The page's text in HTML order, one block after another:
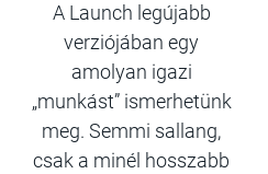
A Launch legújabb
verziójában egy
amolyan igazi
„munkást” ismerhetünk
meg. Semmi sallang,
csak a minél hosszabb